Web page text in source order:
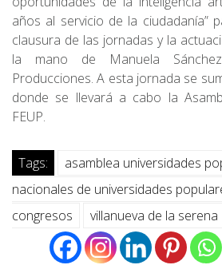
años al servicio de la ciudadanía”
clausura de las jornadas y la
la mano de Manuela
Producciones. A esta jornada se
donde se llevará a cabo la
FEUP.
Tags: asamblea universidades
nacionales de universidades
congresos
villanueva de la serena